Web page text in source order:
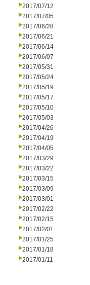
2017/07/12
2017/07/05
2017/06/28
2017/06/21
2017/06/14
2017/06/07
2017/05/31
2017/05/24
2017/05/19
2017/05/17
2017/05/10
2017/05/03
2017/04/26
2017/04/19
2017/04/05
2017/03/29
2017/03/22
2017/03/15
2017/03/09
2017/03/01
2017/02/22
2017/02/15
2017/02/01
2017/01/25
2017/01/18
2017/01/11